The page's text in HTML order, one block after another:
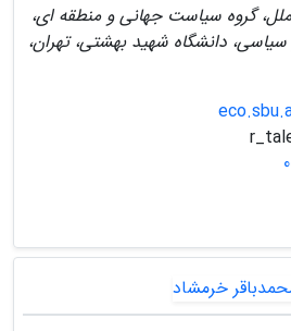
گروه سیاست جهانی و منطقه ای،
دانشگاه شهید بهشتی، تهران،